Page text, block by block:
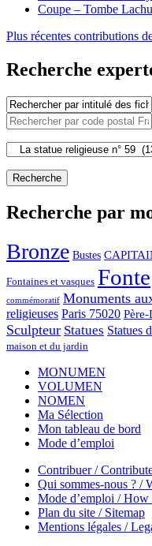
Coupe – Tombe
Plus récentes contributions
Recherche
Recherche par
Bronze Bustes
Fontaines et vasques Fonte
commémoratif Monuments
religieuses Paris 75020 Père-
Sculpteur Statues Statues
maison et du jardin
MONUMEN
VOLUMEN
NOMEN
Ma Sélection
Mon tableau de bord
Mode d’emploi
Contribuer /
Qui sommes-nous ? /
Mode d’emploi / How
Plan du site / Sitemap
Mentions légales /